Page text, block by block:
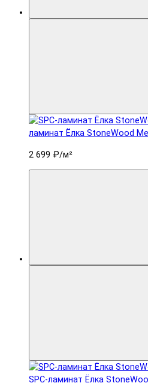
ламинат Ëлка StoneWood
2 699 ₽/м²
SPC-ламинат Ëлка